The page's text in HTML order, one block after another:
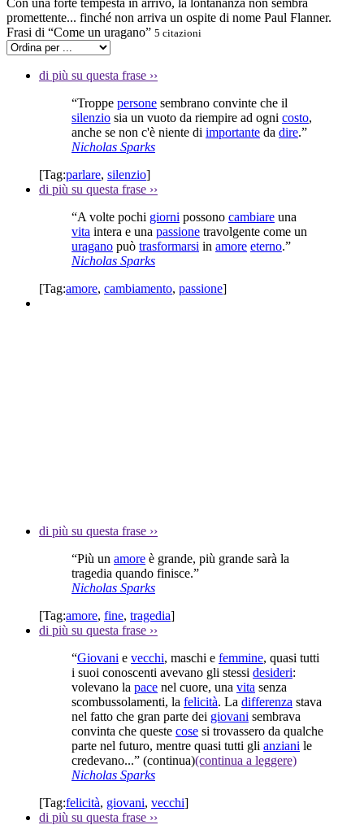
Con una forte tempesta in arrivo, la lontananza non sembra
promettente... finché non arriva un ospite di nome Paul Flanner.
Frasi di “Come un uragano” 5 citazioni
di più su questa frase ››
“Troppe persone sembrano convinte che il
silenzio sia un vuoto da riempire ad ogni costo,
anche se non c'è niente di importante da dire.”
Nicholas Sparks
[Tag:parlare, silenzio]
di più su questa frase ››
“A volte pochi giorni possono cambiare una
vita intera e una passione travolgente come un
uragano può trasformarsi in amore eterno.”
Nicholas Sparks
[Tag:amore, cambiamento, passione]
di più su questa frase ››
“Più un amore è grande, più grande sarà la
tragedia quando finisce.”
Nicholas Sparks
[Tag:amore, fine, tragedia]
di più su questa frase ››
“Giovani e vecchi, maschi e femmine, quasi tutti
i suoi conoscenti avevano gli stessi desideri:
volevano la pace nel cuore, una vita senza
scombussolamenti, la felicità. La differenza stava
nel fatto che gran parte dei giovani sembrava
convinta che queste cose si trovassero da qualche
parte nel futuro, mentre quasi tutti gli anziani le
credevano...” (continua)(continua a leggere)
Nicholas Sparks
[Tag:felicità, giovani, vecchi]
di più su questa frase ››